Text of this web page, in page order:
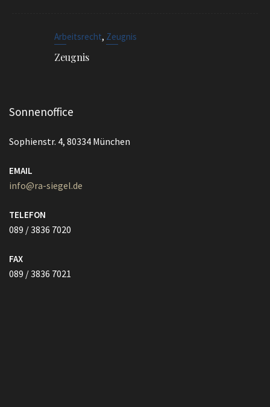
Arbeitsrecht, Zeugnis
Zeugnis
Sonnenoffice
Sophienstr. 4, 80334 München
EMAIL
info@ra-siegel.de
TELEFON
089 / 3836 7020
FAX
089 / 3836 7021